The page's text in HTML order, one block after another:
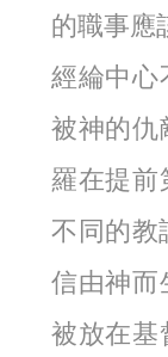
的職事應
經綸中心
被神的仇
羅在提前
不同的教
信由神而
被放在基